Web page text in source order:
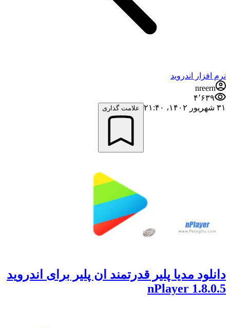
نرم افزار اندروید
nreern
۴٬۶۳۹
۳۱ شهریور ۱۴۰۲،‏ ۲۱:۴۰
علامت گذاری
دانلود مدیا پلیر قدرتمند ان پلیر برای اندروید
nPlayer 1.8.0.5